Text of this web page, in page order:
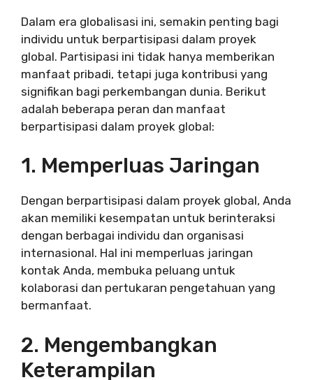
Dalam era globalisasi ini, semakin penting bagi
individu untuk berpartisipasi dalam proyek
global. Partisipasi ini tidak hanya memberikan
manfaat pribadi, tetapi juga kontribusi yang
signifikan bagi perkembangan dunia. Berikut
adalah beberapa peran dan manfaat
berpartisipasi dalam proyek global:
1. Memperluas Jaringan
Dengan berpartisipasi dalam proyek global, Anda
akan memiliki kesempatan untuk berinteraksi
dengan berbagai individu dan organisasi
internasional. Hal ini memperluas jaringan
kontak Anda, membuka peluang untuk
kolaborasi dan pertukaran pengetahuan yang
bermanfaat.
2. Mengembangkan
Keterampilan